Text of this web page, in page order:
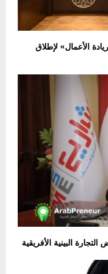
الأعمال» لإطلاق
البينية الأفريقية